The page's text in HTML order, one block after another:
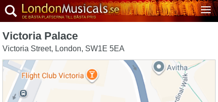
Victoria Palace
Victoria Street, London, SW1E 5EA